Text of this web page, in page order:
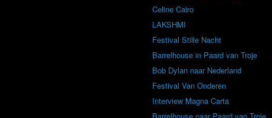
Celine Cairo
LAKSHMI
Festival Stille Nacht
Barrelhouse in Paard van Troje
Bob Dylan naar Nederland
Festival Van Onderen
Interview Magna Carta
Barrelhouse naar Paard van Troje